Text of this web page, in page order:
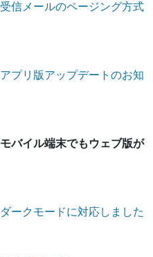
受信メールのページング方式
アプリ版アップデートのお知
モバイル端末でもウェブ版が
ダークモードに対応しました